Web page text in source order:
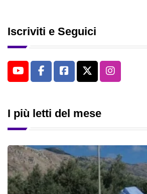
Iscriviti e Seguici
I più letti del mese